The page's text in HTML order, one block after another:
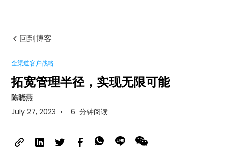
回到博客
全渠道客户战略
拓宽管理半径，实现无限可能
陈晓燕
July 27, 2023 • 6 分钟阅读